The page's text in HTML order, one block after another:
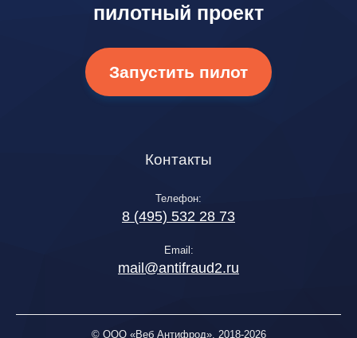
пилотный проект
Запустить пилот
Контакты
Телефон:
8 (495) 532 28 73
Email:
mail@antifraud2.ru
© ООО «Веб Антифрод», 2018-2026